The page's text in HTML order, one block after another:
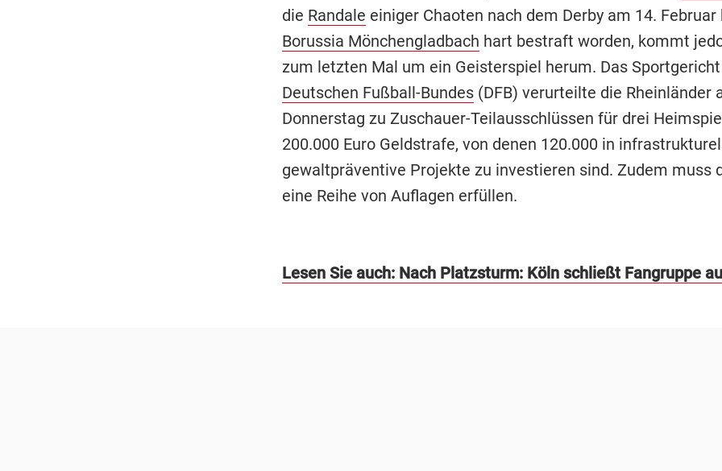
die Randale einiger Chaoten nach dem Derby am 14. Februar
Borussia Mönchengladbach hart bestraft worden, kommt
zum letzten Mal um ein Geisterspiel herum. Das
Deutschen Fußball-Bundes(DFB) verurteilte die Rheinländer
Donnerstag zu Zuschauer-Teilausschlüssen für drei
200.000 Euro Geldstrafe, von denen 120.000 in
gewaltpräventive Projekte zu investieren sind. Zudem muss
eine Reihe von Auflagen erfüllen.
Lesen Sie auch: Nach Platzsturm: Köln schließt Fangruppe